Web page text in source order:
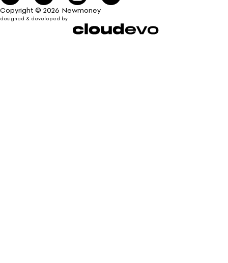
Copyright © 2026 Newmoney
designed & developed by